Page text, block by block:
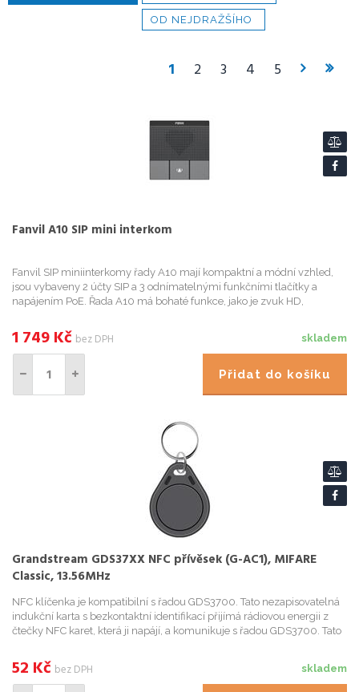
OD NEJDRAŽŠÍHO
1 2 3 4 5
Fanvil A10 SIP mini interkom
Fanvil SIP miniinterkomy řady A10 mají kompaktní a módní vzhled,
jsou vybaveny 2 účty SIP a 3 odnímatelnými funkčními tlačítky a
napájením PoE. Řada A10 má bohaté funkce, jako je zvuk HD,
skladem
1 749Kč bez DPH
Přidat do košíku
Grandstream GDS37XX NFC přívěsek (G-AC1), MIFARE
Classic, 13.56MHz
NFC klíčenka je kompatibilní s řadou GDS3700. Tato nezapisovatelná
indukční karta s bezkontaktní identifikací přijímá rádiovou energii z
čtečky NFC karet, která ji napájí, a komunikuje s řadou GDS3700. Tato
skladem
52 Kč bez DPH